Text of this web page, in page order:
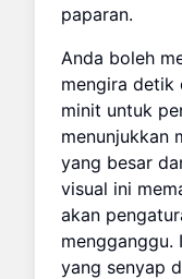
paparan.
Anda boleh
mengira detik
minit untuk
menunjukkan
yang besar
visual ini
akan
mengganggu.
yang senyap